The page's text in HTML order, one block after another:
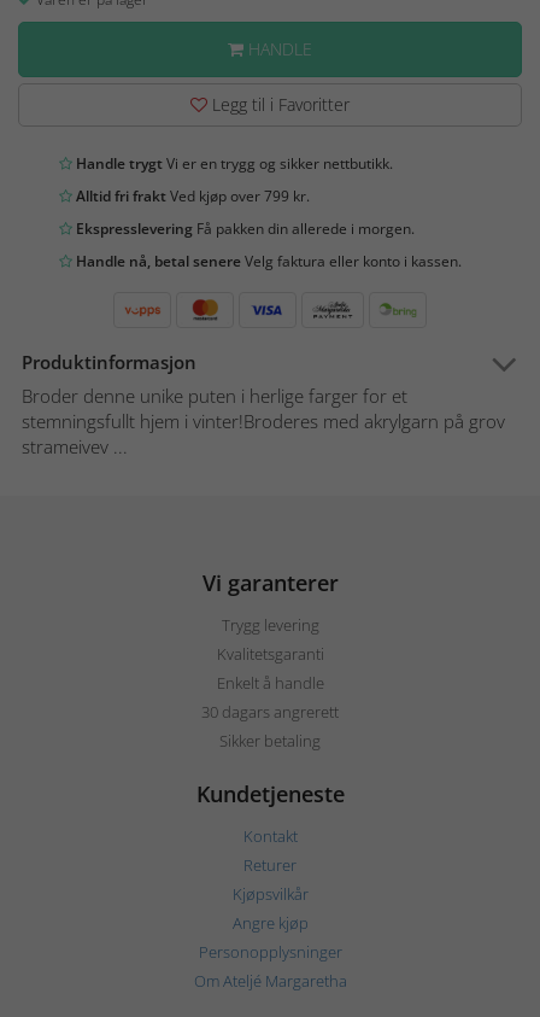
HANDLE
Legg til i Favoritter
Handle trygtVi er en trygg og sikker nettbutikk.
Alltid fri fraktVed kjøp over 799 kr.
Ekspresslevering Få pakken din allerede i morgen.
Handle nå, betal senereVelg faktura eller konto i kassen.
Produktinformasjon
Broder denne unike puten i herlige farger for et
stemningsfullt hjem i vinter!Broderes med akrylgarn på grov
strameivev ...
Vi garanterer
Trygg levering
Kvalitetsgaranti
Enkelt å handle
30 dagars angrerett
Sikker betaling
Kundetjeneste
Kontakt
Returer
Kjøpsvilkår
Angre kjøp
Personopplysninger
Om Ateljé Margaretha